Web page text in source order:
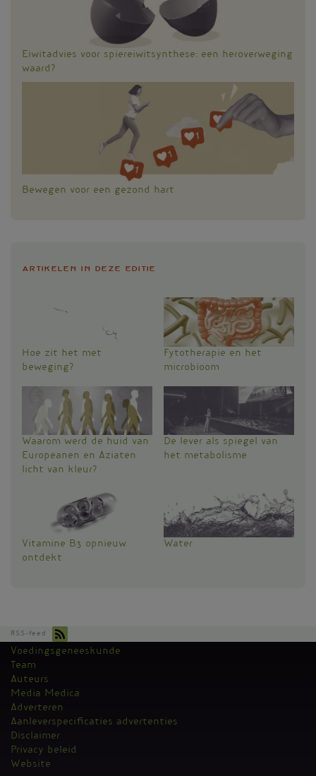
Eiwitadvies voor spiereiwitsynthese: een heroverweging
waard?
Bewegen voor een gezond hart
Artikelen in deze editie
Hoe zit het met
beweging?
Fytotherapie en het
microbioom
Waarom werd de huid van
Europeanen en Aziaten
licht van kleur?
De lever als spiegel van
het metabolisme
Vitamine B3 opnieuw
ontdekt
Water
RSS-feed
Kantoormenu
Voedingsgeneeskunde
Team
Auteurs
Media Medica
Adverteren
Aanleverspecificaties advertenties
Disclaimer
Privacy beleid
Website